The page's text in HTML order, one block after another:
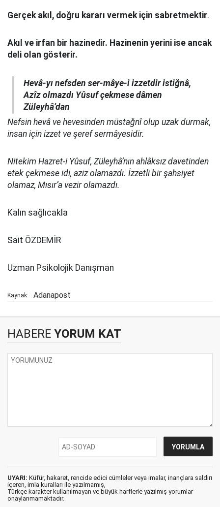
Gerçek akıl, doğru kararı vermek için sabretmektir.
Akıl ve irfan bir hazinedir. Hazinenin yerini ise ancak
deli olan gösterir.
Hevâ-yı nefsden ser-mâye-i izzetdir istiğnâ,
Azîz olmazdı Yûsuf çekmese dâmen
Züleyhâ’dan
Nefsin hevâ ve hevesinden müstağnî olup uzak durmak,
insan için izzet ve şeref sermâyesidir.
Nitekim Hazret-i Yûsuf, Züleyhâ’nın ahlâksız davetinden
etek çekmese idi, aziz olamazdı. İzzetli bir şahsiyet
olamaz, Mısır’a vezir olamazdı.
Kalın sağlıcakla
Sait ÖZDEMİR
Uzman Psikolojik Danışman
Kaynak: Adanapost
HABERE YORUM KAT
UYARI: Küfür, hakaret, rencide edici cümleler veya imalar, inançlara saldırı
içeren, imla kuralları ile yazılmamış,
Türkçe karakter kullanılmayan ve büyük harflerle yazılmış yorumlar
onaylanmamaktadır.